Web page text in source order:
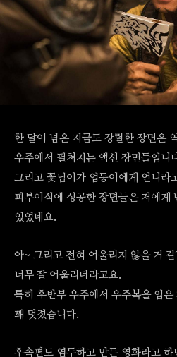
한 달이 넘은 지금도 강렬한 장면은
우주에서 펼쳐지는 액션 장면들입니
그리고 꽃님이가 업동이에게 언니라
피부이식에 성공한 장면들은 저에게
있었네요.
아~ 그리고 전혀 어울리지 않을 거
너무 잘 어울리더라고요.
특히 후반부 우주에서 우주복을 입
꽤 멋졌습니다.
후속편도 염두하고 만든 영화라고